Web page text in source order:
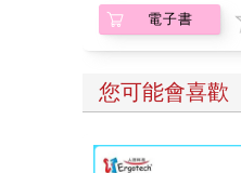
電子書
您可能會喜歡